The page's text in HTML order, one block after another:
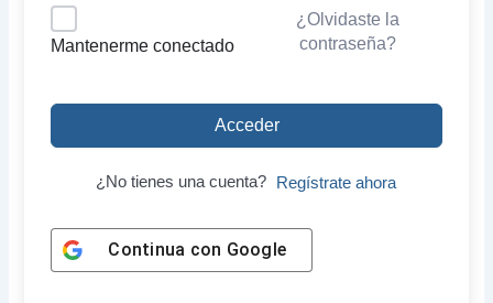
Mantenerme conectado
¿Olvidaste la
contraseña?
Acceder
¿No tienes una cuenta? Regístrate ahora
Continua con Google